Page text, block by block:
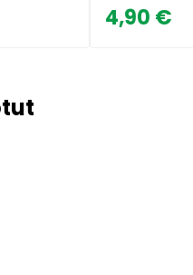
4,90 €